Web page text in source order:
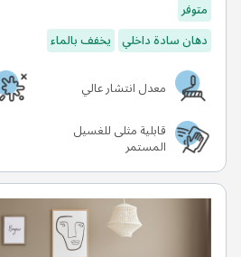
متوفر
دهان سادة داخلي يخفف بالماء
معدل انتشار عالي
قابلية مثلى للغسيل
المستمر